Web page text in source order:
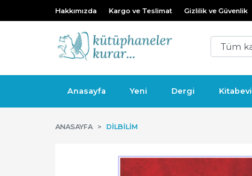
Hakkımızda Kargo ve Teslimat Gizlilik ve Güvenlik
Anasayfa Yeni Dergi Kitabevi
ANASAYFA DILBILIM